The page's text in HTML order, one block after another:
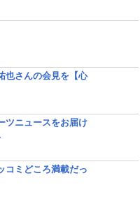
也さんの会見を【心
ツニュースをお届け
コミどころ満載だっ